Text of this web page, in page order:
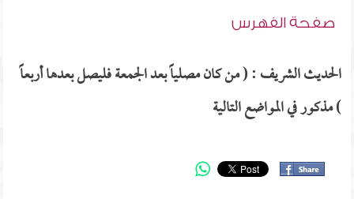
صفحة الفهرس
الحديث الشريف : ( من كان مصلياً بعد الجمعة فليصل بعدها أربعاً
) مذكور في المواضع التالية